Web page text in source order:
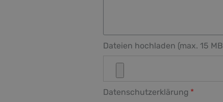
Dateien hochladen (max. 15
Datenschutzerklärung